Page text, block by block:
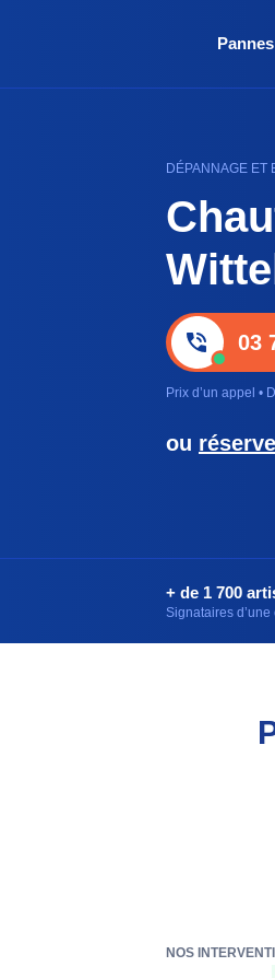
DÉPANNAGE ET
03
Prix d’un appel •
ou
+ de 1 700
Signataires
NOS